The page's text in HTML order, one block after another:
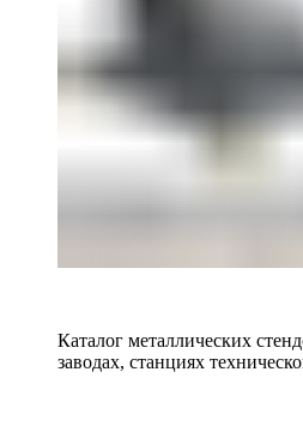
Каталог металлических
заводах, станциях